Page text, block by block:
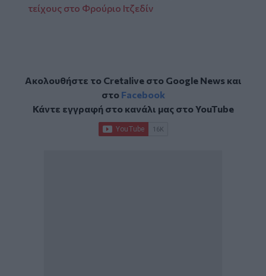
τείχους στο Φρούριο Ιτζεδίν
Ακολουθήστε το Cretalive στο Google Newsκαι
στο Facebook
Κάντε εγγραφή στο κανάλι μας στοYouTube